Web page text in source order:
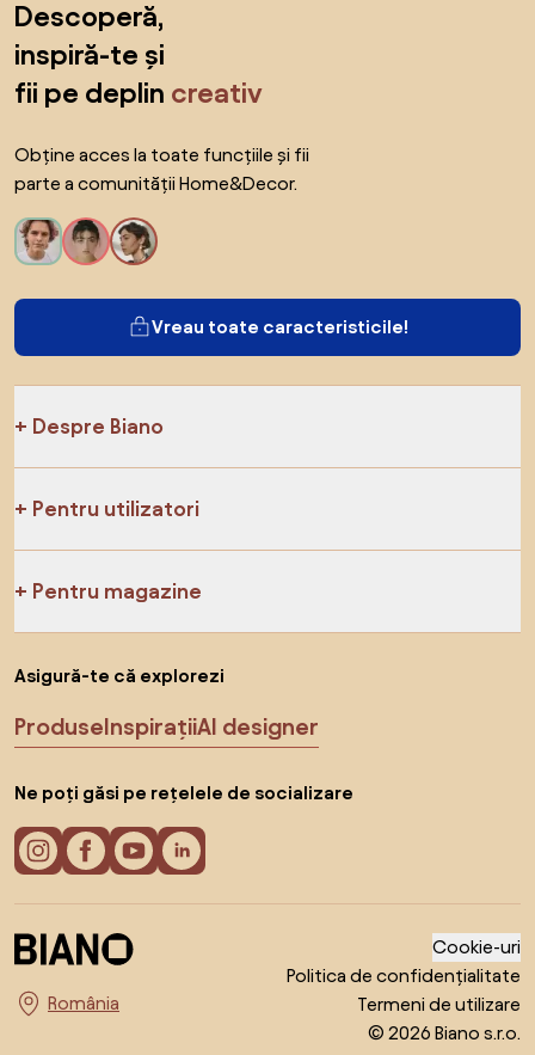
Descoperă,
inspiră-te și
fii pe deplin creativ
Obține acces la toate funcțiile și fii
parte a comunității Home&Decor.
Vreau toate caracteristicile!
Despre Biano
Pentru utilizatori
Pentru magazine
Asigură-te că explorezi
ProduseInspirațiiAI designer
Ne poți găsi pe rețelele de socializare
Alege țara
Cookie-uri
Politica de confidențialitate
Termeni de utilizare
© 2026 Biano s.r.o.